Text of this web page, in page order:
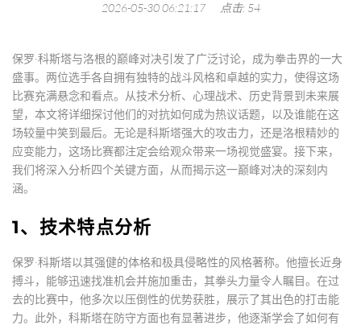
2026-05-30 06:21:17 点击: 54
保罗·科斯塔与洛根的巅峰对决引发了广泛讨论，成为拳击界的一大
盛事。两位选手各自拥有独特的战斗风格和卓越的实力，使得这场
比赛充满悬念和看点。从技术分析、心理战术、历史背景到未来展
望，本文将详细探讨他们的对抗如何成为热议话题，以及谁能在这
场较量中笑到最后。无论是科斯塔强大的攻击力，还是洛根精妙的
应变能力，这场比赛都注定会给观众带来一场视觉盛宴。接下来，
我们将深入分析四个关键方面，从而揭示这一巅峰对决的深刻内
涵。
1、技术特点分析
保罗·科斯塔以其强健的体格和极具侵略性的风格著称。他擅长近身
搏斗，能够迅速找准机会并施加重击，其拳头力量令人瞩目。在过
去的比赛中，他多次以压倒性的优势获胜，展示了其出色的打击能
力。此外，科斯塔在防守方面也有显著进步，他逐渐学会了如何有